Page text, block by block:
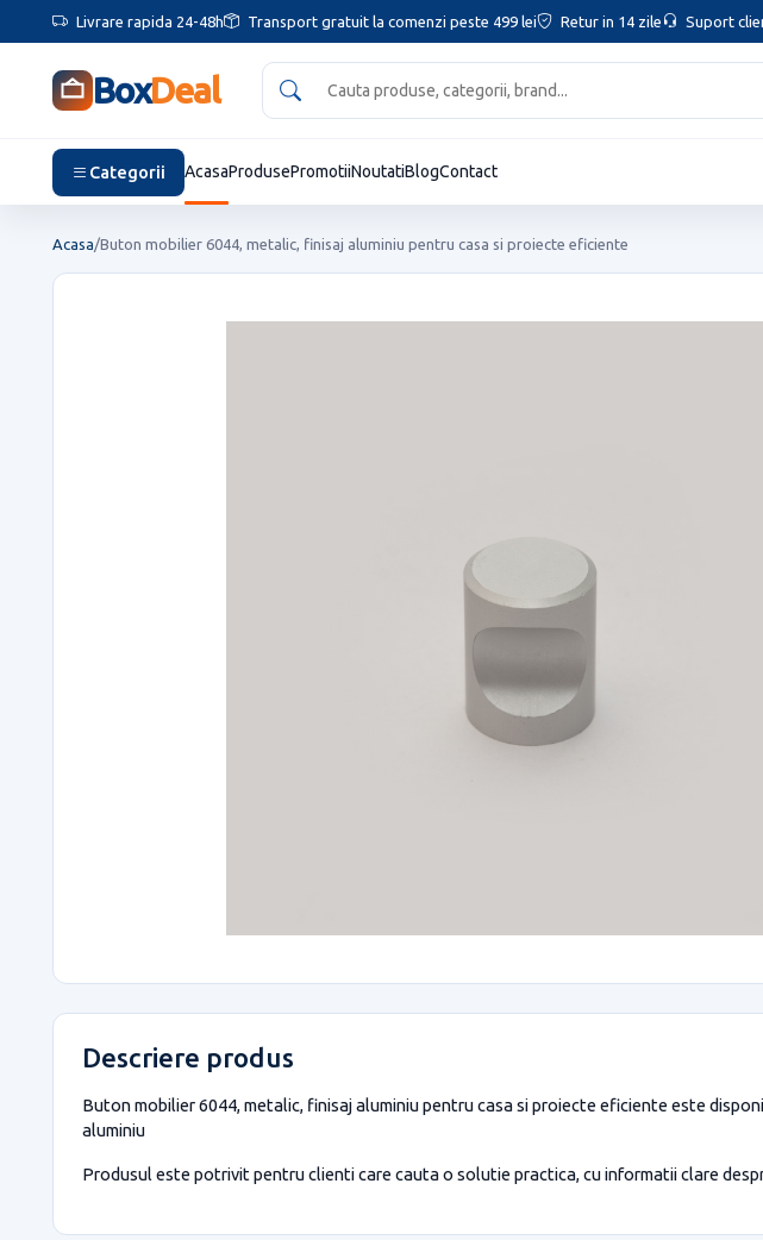
Livrare rapida 24-48h Transport gratuit la comenzi peste 499 lei Retur in 14 zile Suport
BoxDeal
Categorii AcasaProdusePromotiiNoutatiBlogContact
Acasa/Buton mobilier 6044, metalic, finisaj aluminiu pentru casa si proiecte eficiente
Descriere produs
Buton mobilier 6044, metalic, finisaj aluminiu pentru casa si proiecte eficiente este
aluminiu
Produsul este potrivit pentru clienti care cauta o solutie practica, cu informatii clare